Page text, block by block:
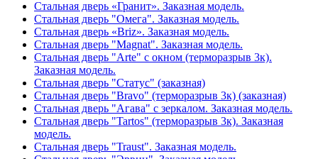
Стальная дверь «Гранит». Заказная модель.
Стальная дверь "Омега". Заказная модель.
Стальная дверь «Briz». Заказная модель.
Стальная дверь "Magnat". Заказная модель.
Стальная дверь "Arte" с окном (терморазрыв 3к).
Заказная модель.
Стальная дверь "Статус" (заказная)
Стальная дверь "Bravo" (терморазрыв 3к) (заказная)
Стальная дверь "Агава" с зеркалом. Заказная модель.
Стальная дверь "Tartos" (терморазрыв 3к). Заказная
модель.
Стальная дверь "Traust". Заказная модель.